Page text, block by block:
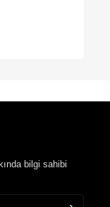
bilgi sahibi